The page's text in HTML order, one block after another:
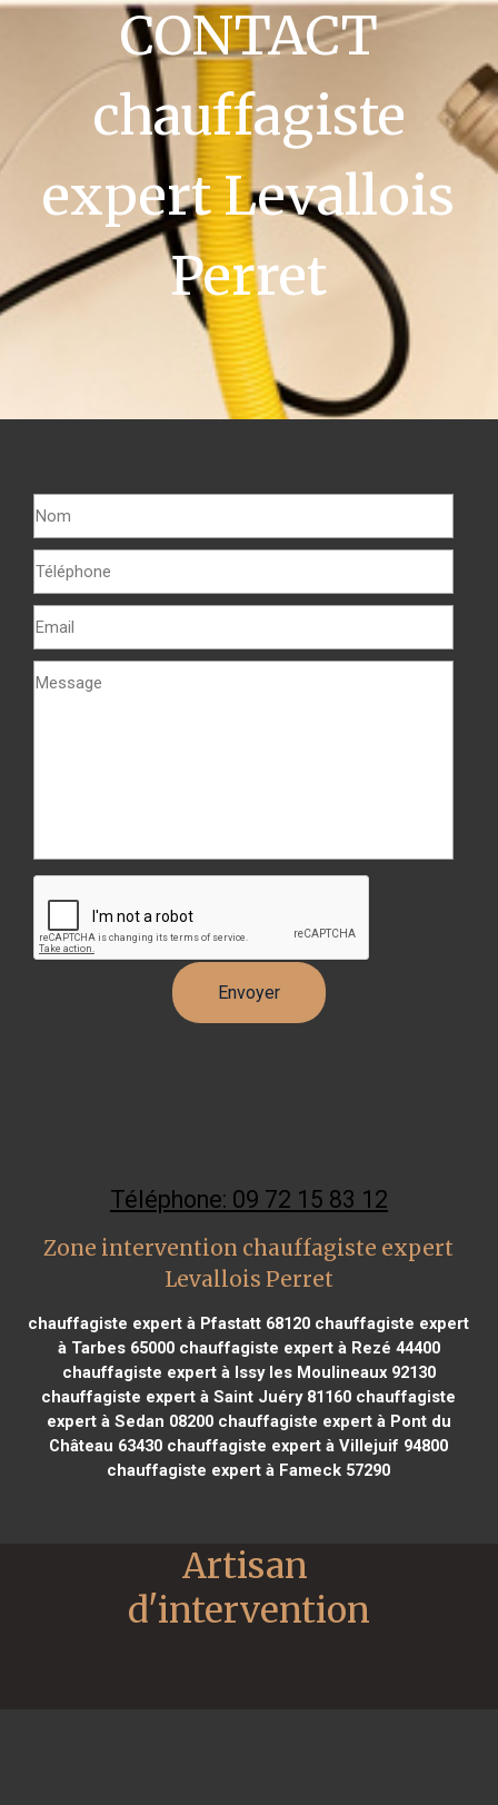
CONTACT
chauffagiste
expert Levallois
Perret
Téléphone: 09 72 15 83 12
Zone intervention chauffagiste expert
Levallois Perret
chauffagiste expert à Pfastatt 68120 chauffagiste expert
à Tarbes 65000chauffagiste expert à Rezé 44400
chauffagiste expert à Issy les Moulineaux 92130
chauffagiste expert à Saint Juéry 81160 chauffagiste
expert à Sedan 08200chauffagiste expert à Pont du
Château 63430 chauffagiste expert à Villejuif 94800
chauffagiste expert à Fameck 57290
Artisan
d'intervention